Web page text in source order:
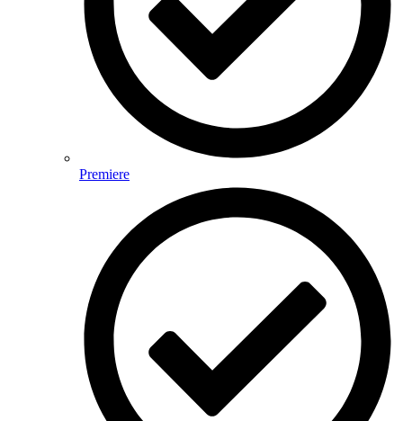
Premiere